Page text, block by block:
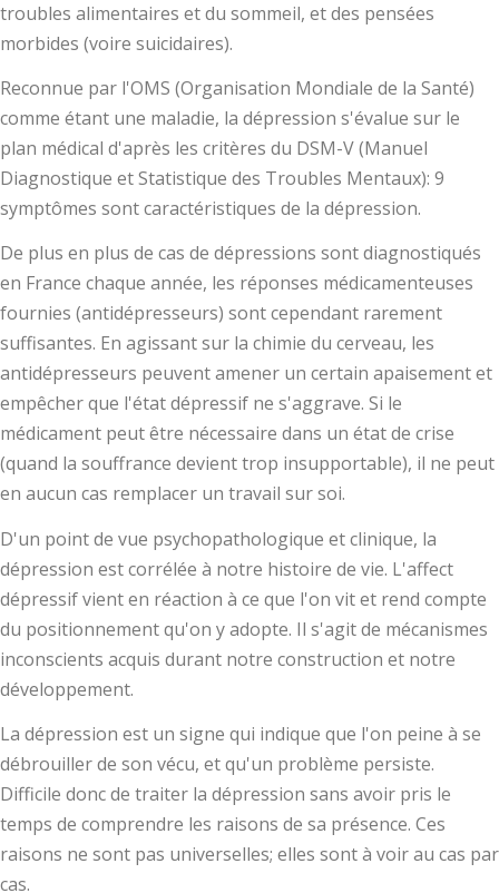
troubles alimentaires et du sommeil, et des pensées
morbides (voire suicidaires).
Reconnue par l'OMS (Organisation Mondiale de la Santé)
comme étant une maladie, la dépression s'évalue sur le
plan médical d'après les critères du DSM-V (Manuel
Diagnostique et Statistique des Troubles Mentaux): 9
symptômes sont caractéristiques de la dépression.
De plus en plus de cas de dépressions sont diagnostiqués
en France chaque année, les réponses médicamenteuses
fournies (antidépresseurs) sont cependant rarement
suffisantes. En agissant sur la chimie du cerveau, les
antidépresseurs peuvent amener un certain apaisement et
empêcher que l'état dépressif ne s'aggrave. Si le
médicament peut être nécessaire dans un état de crise
(quand la souffrance devient trop insupportable), il ne peut
en aucun cas remplacer un travail sur soi.
D'un point de vue psychopathologique et clinique, la
dépression est corrélée à notre histoire de vie. L'affect
dépressif vient en réaction à ce que l'on vit et rend compte
du positionnement qu'on y adopte. Il s'agit de mécanismes
inconscients acquis durant notre construction et notre
développement.
La dépression est un signe qui indique que l'on peine à se
débrouiller de son vécu, et qu'un problème persiste.
Difficile donc de traiter la dépression sans avoir pris le
temps de comprendre les raisons de sa présence. Ces
raisons ne sont pas universelles; elles sont à voir au cas par
cas.